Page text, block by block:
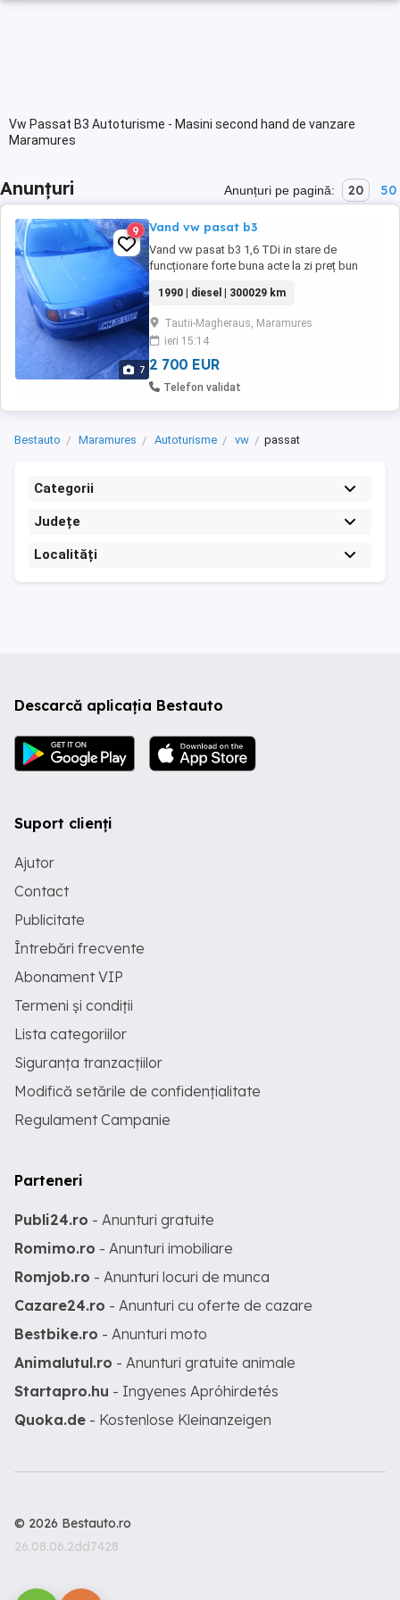
Vw Passat B3 Autoturisme - Masini second hand de vanzare
Maramures
Anunțuri Anunțuri pe pagină: 20 50
7
9 Vand vw pasat b3
Vand vw pasat b3 1,6 TDi in stare de
funcționare forte buna acte la zi preț bun
și pasionat
1990 | diesel | 300029 km
Tautii-Magheraus, Maramures
ieri 15:14
2 700 EUR
Telefon validat
Bestauto Maramures Autoturisme vw passat
Categorii
Județe
Localități
Descarcă aplicația Bestauto
Suport clienți
Ajutor
Contact
Publicitate
Întrebări frecvente
Abonament VIP
Termeni și condiții
Lista categoriilor
Siguranța tranzacțiilor
Modifică setările de confidențialitate
Regulament Campanie
Parteneri
Publi24.ro - Anunturi gratuite
Romimo.ro - Anunturi imobiliare
Romjob.ro - Anunturi locuri de munca
Cazare24.ro - Anunturi cu oferte de cazare
Bestbike.ro - Anunturi moto
Animalutul.ro - Anunturi gratuite animale
Startapro.hu - Ingyenes Apróhirdetés
Quoka.de - Kostenlose Kleinanzeigen
© 2026 Bestauto.ro
26.08.06.2dd7428